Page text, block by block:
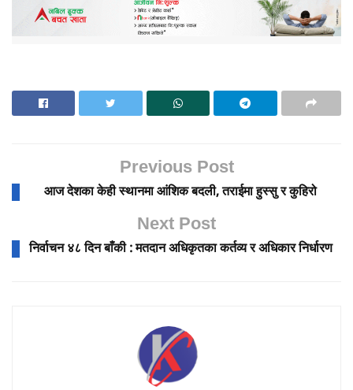
Previous Post
आज देशका केही स्थानमा आंशिक बदली, तराईमा हुस्सु र कुहिरो
Next Post
निर्वाचन ४८ दिन बाँकी : मतदान अधिकृतका कर्तव्य र अधिकार निर्धारण